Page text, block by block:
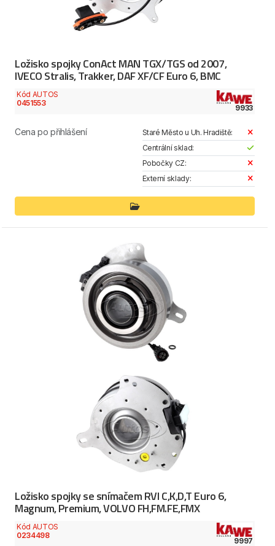
Ložisko spojky ConAct MAN TGX/TGS od 2007,
IVECO Stralis, Trakker, DAF XF/CF Euro 6, BMC
Kód AUTOS
0451553
9933
Cena po přihlášení
Staré Město u Uh. Hradiště:
Centrální sklad:
Pobočky CZ:
Externí sklady:
Ložisko spojky se snímačem RVI C,K,D,T Euro 6,
Magnum, Premium, VOLVO FH,FM.FE,FMX
Kód AUTOS
0234498
9997